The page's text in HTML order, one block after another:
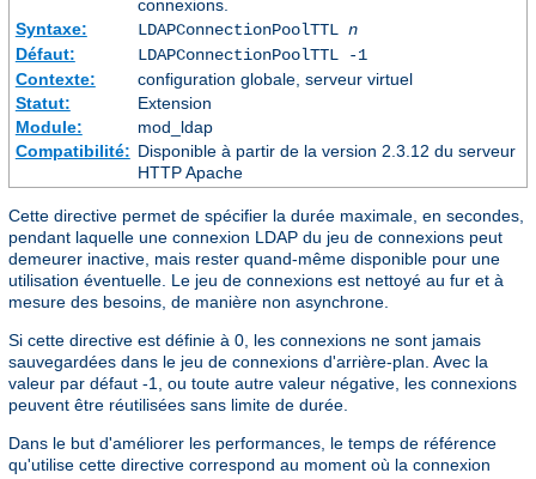
connexions.
Syntaxe:
LDAPConnectionPoolTTL n
Défaut:
LDAPConnectionPoolTTL -1
Contexte:
configuration globale, serveur virtuel
Statut:
Extension
Module:
mod_ldap
Compatibilité: Disponible à partir de la version 2.3.12 du serveur
HTTP Apache
Cette directive permet de spécifier la durée maximale, en secondes,
pendant laquelle une connexion LDAP du jeu de connexions peut
demeurer inactive, mais rester quand-même disponible pour une
utilisation éventuelle. Le jeu de connexions est nettoyé au fur et à
mesure des besoins, de manière non asynchrone.
Si cette directive est définie à 0, les connexions ne sont jamais
sauvegardées dans le jeu de connexions d'arrière-plan. Avec la
valeur par défaut -1, ou toute autre valeur négative, les connexions
peuvent être réutilisées sans limite de durée.
Dans le but d'améliorer les performances, le temps de référence
qu'utilise cette directive correspond au moment où la connexion